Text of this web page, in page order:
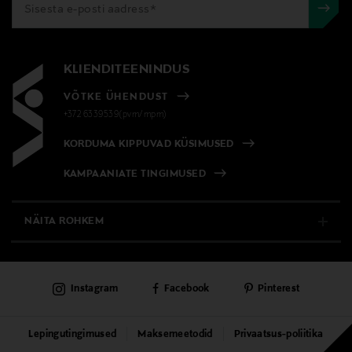
KLIENDITEENINDUS
VÕTKE ÜHENDUST
+372 6339539(pvm/mpm)
KORDUMA KIPPUVAD KÜSIMUSED
KAMPAANIATE TINGIMUSED
NÄITA ROHKEM
PÜSIKLIENDITEENINDUS
KAUBAMAJAD
Lepingutingimused Maksemeetodid Privaatsus-poliitika
Instagram Facebook Pinterest